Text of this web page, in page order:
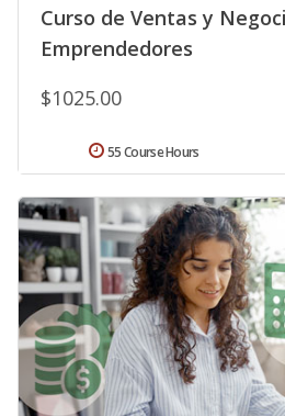
Curso de Ventas y
Emprendedores
$1025.00
55 Course Hours